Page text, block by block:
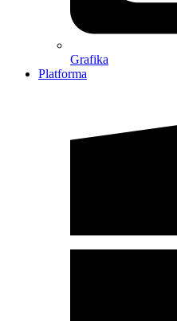
Grafika
Platforma